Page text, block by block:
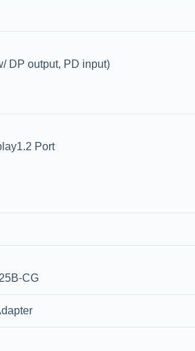
DP output, PD input)
Port
CG